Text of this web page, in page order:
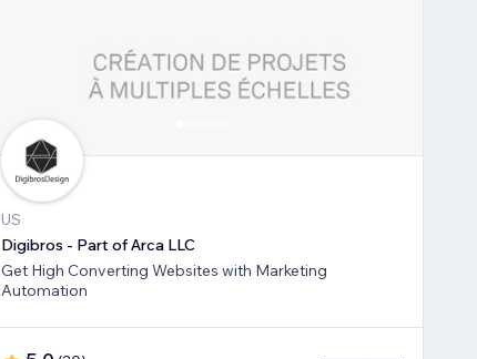
US
Digibros - Part of Arca LLC
Get High Converting Websites with Marketing
Automation